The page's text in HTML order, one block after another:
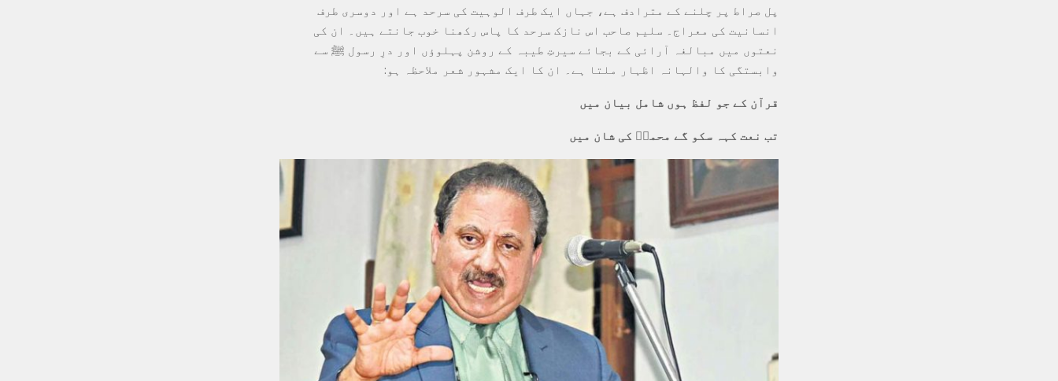
پل صراط پر چلنے کے مترادف ہے، جہاں ایک طرف الوہیت کی سرحد ہے اور دوسری طرف
انسانیت کی معراج۔ سلیم صاحب اس نازک سرحد کا پاس رکھنا خوب جانتے ہیں۔ ان کی
نعتوں میں مبالغہ آرائی کے بجائے سیرتِ طیبہ کے روشن پہلوؤں اور درِ رسول ﷺ سے
وابستگی کا والہانہ اظہار ملتا ہے۔ ان کا ایک مشہور شعر ملاحظہ ہو:
قرآن کے جو لفظ ہوں شامل بیان میں
تب نعت کہہ سکو گے محمدؐ کی شان میں